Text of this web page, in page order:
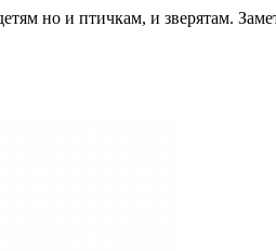
но и птичкам, и зверятам.